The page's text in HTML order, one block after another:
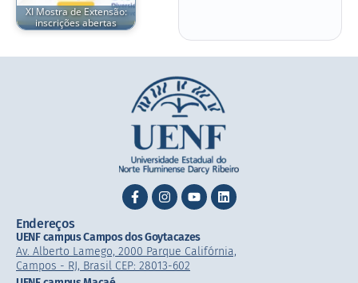
XI Mostra de Extensão:
inscrições abertas
Endereços
UENF campus Campos dos Goytacazes
Av. Alberto Lamego, 2000 Parque Califórnia,
Campos - RJ, Brasil CEP: 28013-602